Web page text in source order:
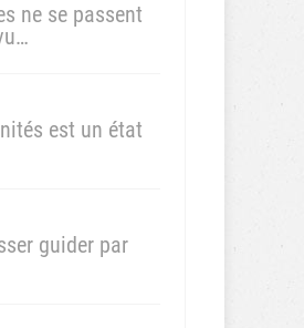
ne se passent
est un état
guider par